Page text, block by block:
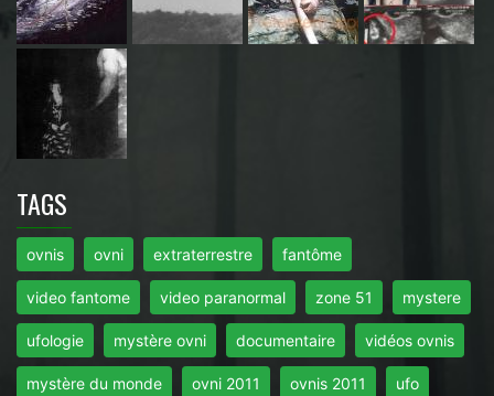
TAGS
ovnis ovni extraterrestre fantôme
video fantome video paranormal zone 51 mystere
ufologie mystère ovni documentaire vidéos ovnis
mystère du monde ovni 2011 ovnis 2011 ufo